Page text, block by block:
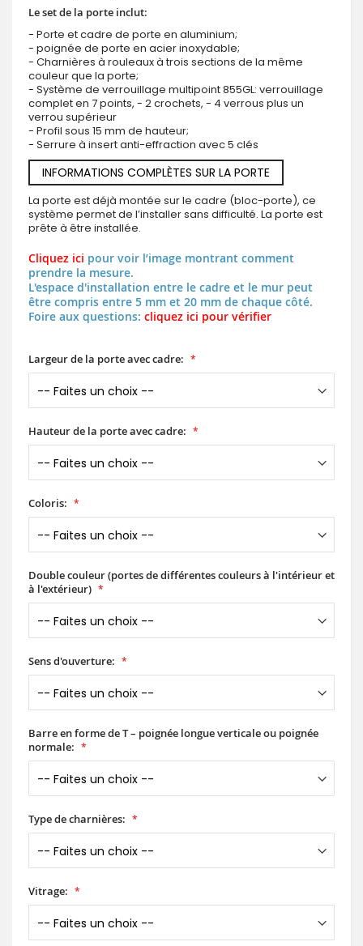
Le set de la porte inclut:
- Porte et cadre de porte en aluminium;
- poignée de porte en acier inoxydable;
- Charnières à rouleaux à trois sections de la même
couleur que la porte;
- Système de verrouillage multipoint 855GL: verrouillage
complet en 7 points, - 2 crochets, - 4 verrous plus un
verrou supérieur
- Profil sous 15 mm de hauteur;
- Serrure à insert anti-effraction avec 5 clés
INFORMATIONS COMPLÈTES SUR LA PORTE
La porte est déjà montée sur le cadre (bloc-porte), ce
système permet de l’installer sans difficulté. La porte est
prête à être installée.
Cliquez ici pour voir l’image montrant comment
prendre la mesure.
L'espace d'installation entre le cadre et le mur peut
être compris entre 5 mm et 20 mm de chaque côté.
Foire aux questions: cliquez ici pour vérifier
Largeur de la porte avec cadre:
Hauteur de la porte avec cadre:
Coloris:
Double couleur (portes de différentes couleurs à l'intérieur et
à l'extérieur)
Sens d'ouverture:
Barre en forme de T – poignée longue verticale ou poignée
normale:
Type de charnières:
Vitrage: